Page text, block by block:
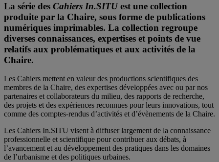
La série des Cahiers In.SITUest une collection
produite par la Chaire, sous forme de publications
numériques imprimables. La collection regroupe
diverses connaissances, expertises et points de vue
relatifs aux problématiques et aux activités de la
Chaire.
Les Cahiers mettent en valeur des productions scientifiques des
membres de la Chaire, des expertises développées avec ou par nos
partenaires et collaborateurs du milieu, des rapports de recherche,
des projets et des expériences reconnues pour leurs innovations, tout
comme des comptes-rendus d’activités et d’évènements de la Chaire.
Les Cahiers In.SITU visent à diffuser largement de la connaissance
professionnelle et scientifique pour contribuer aux débats, à
l’avancement et au développement des pratiques dans les domaines
de l’urbanisme et des politiques urbaines.